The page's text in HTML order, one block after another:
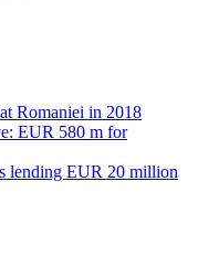
Romaniei in 2018
EUR 580 m for
lending EUR 20 million